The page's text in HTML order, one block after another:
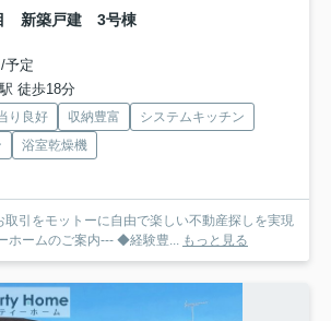
新築戸建 3号棟
予定
徒歩18分
り良好 収納豊富
システムキッチン
浴室乾燥機
取引をモットーに自由で楽しい不動産探しを実現
ホームのご案内--- ◆経験豊... もっと見る